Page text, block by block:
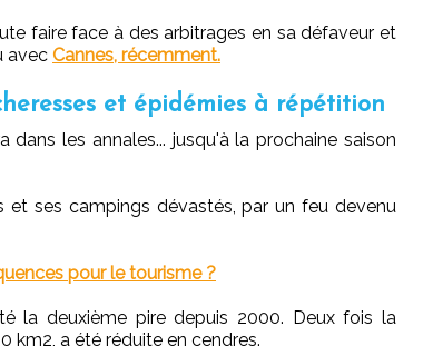
faire face à des arbitrages en sa défaveur et
avec Cannes, récemment.
et épidémies à répétition
dans les annales... jusqu'à la prochaine saison
ses campings dévastés, par un feu devenu
pour le tourisme ?
la deuxième pire depuis 2000. Deux fois la
km2, a été réduite en cendres.